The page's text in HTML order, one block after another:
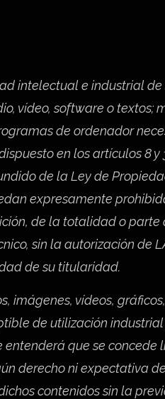
intelectual e industrial
vídeo, software o textos;
de ordenador
en los artículos 8
de la Ley de
expresamente
de la totalidad o parte
sin la autorización de
de su titularidad.
imágenes, vídeos,
de utilización
entenderá que se
derecho ni expectativa
contenidos sin la